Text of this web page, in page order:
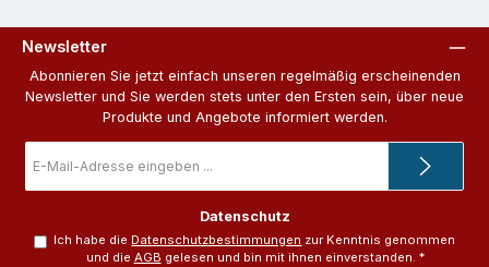
Newsletter
Abonnieren Sie jetzt einfach unseren regelmäßig erscheinenden
Newsletter und Sie werden stets unter den Ersten sein, über neue
Produkte und Angebote informiert werden.
Mail-
Adresse
Datenschutz
Ich habe die Datenschutzbestimmungen zur Kenntnis genommen
und die AGB gelesen und bin mit ihnen einverstanden. *